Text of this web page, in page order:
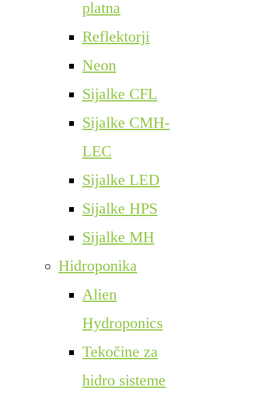
platna
Reflektorji
Neon
Sijalke CFL
Sijalke CMH-
LEC
Sijalke LED
Sijalke HPS
Sijalke MH
Hidroponika
Alien
Hydroponics
Tekočine za
hidro sisteme